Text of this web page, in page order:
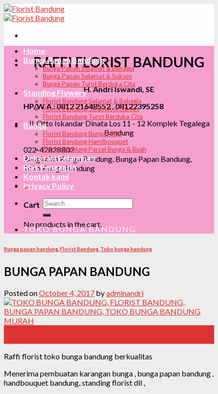
Skip
to
RAFFI FLORIST BANDUNG
H. Andri Iswandi, SE
HP/W.A : 0812 21648552 , 08122395258
Jl. Otto Iskandar Dinata Los 11 - 12 Komplek Tegalega
Bandung
022-42828802
Rangkaian Bunga Bandung, Bunga Papan Bandung,
Toko Bunga Bandung
0
Cart
No products in the cart.
Home
Bunga Papan Bandung
Bunga Papan Selamat & Bahagia
Bunga Papan Selamat & Sukses
Bunga Papan Turut Berduka Cita
Standing Flowers
Florist Bandung Selamat & Bahagia
Florist Bandung Selamat & Sukses
Florist Bandung Turut Berduka Cita
Bunga
Florist Bandung Bunga Meja
Florist Bandung Handbouquet
Florist Bandung Parcel Bunga & Buah
Dekorasi Pelaminan
Rias Pengantin
Kontak kami
Privacy Policy
Search
for:
TOKO BUNGA BANDUNG
Bunga papan bandung Florist Bandung Toko bunga bandung
BUNGA PAPAN BANDUNG
Posted onOctober 4, 2017 byadminandri
Raffi florist toko bunga bandung berkualitas
Menerima pembuatan karangan bunga , bunga papan bandung ,
handbouquet bandung, standing florist dll ,